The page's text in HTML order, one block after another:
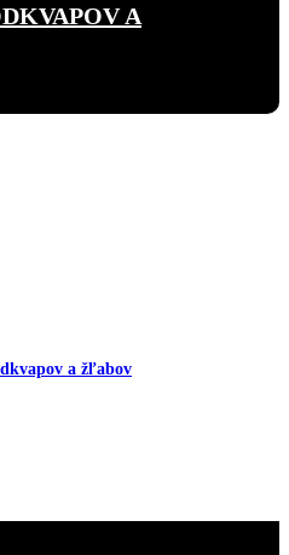
A
a žľabov